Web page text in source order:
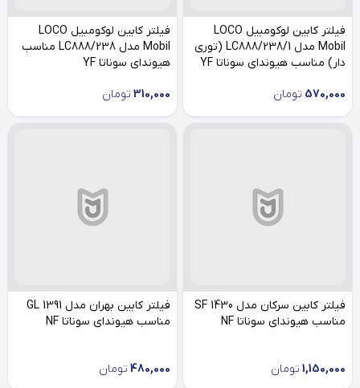
فیلتر کابین لوکومبیل LOCO
Mobil مدل LC888/238/1 (توری
دار) مناسب هیوندای سوناتا YF
570,000 تومان
فیلتر کابین لوکومبیل LOCO
Mobil مدل LC888/238 مناسب
هیوندای سوناتا YF
310,000 تومان
فیلتر کابین سرکان مدل SF 1430
مناسب هیوندای سوناتا NF
1,150,000 تومان
فیلتر کابین بهران مدل GL 1391
مناسب هیوندای سوناتا NF
480,000 تومان